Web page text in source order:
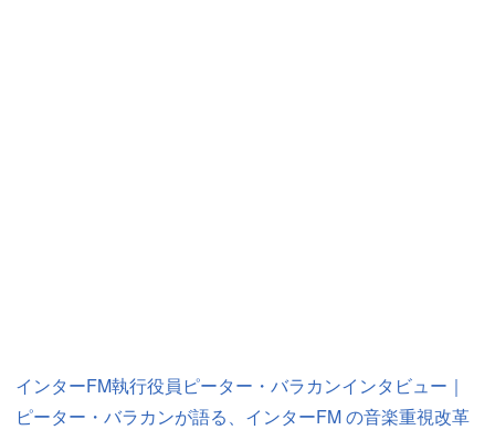
インターFM執行役員ピーター・バラカンインタビュー｜
ピーター・バラカンが語る、インターFM の音楽重視改革